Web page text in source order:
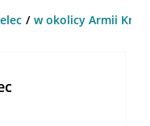
w okolicy Armii